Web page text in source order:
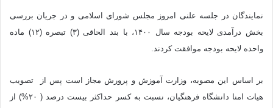
نمایندگان در جلسه علنی امروز مجلس شورای اسلامی و در جریان بررسی
بخش درآمدی لایحه بودجه سال ۱۴۰۰، با بند الحاقی (۳) تبصره (۱۲) ماده
واحده لایحه بودجه موافقت کردند.
بر اساس این مصوبه، وزارت آموزش و پرورش مجاز است پس از تصویب
هیات امنا دانشگاه فرهنگیان، نسبت به کسر حداکثر بیست درصد ( ۲۰%) از